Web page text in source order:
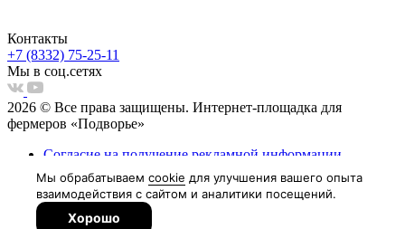
Контакты
+7 (8332) 75-25-11
Мы в соц.сетях
2026 © Все права защищены. Интернет-площадка для
фермеров «Подворье»
Согласие на получение рекламной информации
Пользовательское соглашение
Согласие на обработку персональных данных
Политка обработки персональных данных